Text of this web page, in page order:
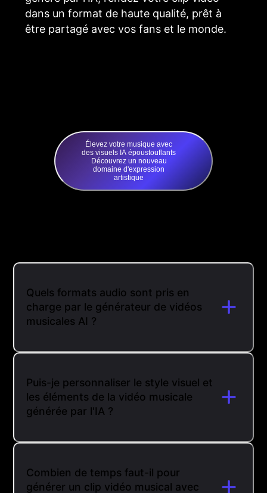
dans un format de haute qualité, prêt à
être partagé avec vos fans et le monde.
Élevez votre musique avec
des visuels IA époustouflants
Découvrez un nouveau
domaine d'expression
artistique
Quels formats audio sont pris en
charge par le générateur de vidéos
musicales AI ?
Puis-je personnaliser le style visuel et
les éléments de la vidéo musicale
générée par l'IA ?
Combien de temps faut-il pour
générer un clip vidéo musical avec